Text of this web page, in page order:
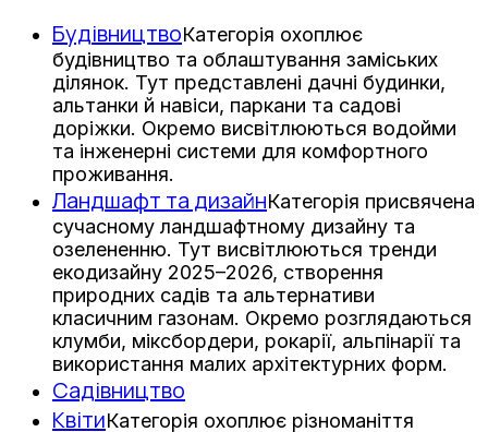
БудівництвоКатегорія охоплює
будівництво та облаштування заміських
ділянок. Тут представлені дачні будинки,
альтанки й навіси, паркани та садові
доріжки. Окремо висвітлюються водойми
та інженерні системи для комфортного
проживання.
Ландшафт та дизайнКатегорія присвячена
сучасному ландшафтному дизайну та
озелененню. Тут висвітлюються тренди
екодизайну 2025–2026, створення
природних садів та альтернативи
класичним газонам. Окремо розглядаються
клумби, міксбордери, рокарії, альпінарії та
використання малих архітектурних форм.
Садівництво
КвітиКатегорія охоплює різноманіття